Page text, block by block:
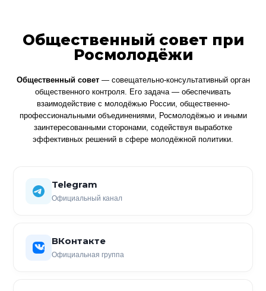
Общественный совет при
Росмолодёжи
Общественный совет— совещательно-консультативный орган
общественного контроля. Его задача — обеспечивать
взаимодействие с молодёжью России, общественно-
профессиональными объединениями, Росмолодёжью и иными
заинтересованными сторонами, содействуя выработке
эффективных решений в сфере молодёжной политики.
Telegram
Официальный канал
ВКонтакте
Официальная группа